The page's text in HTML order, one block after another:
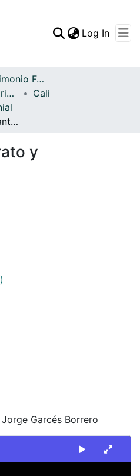
Statistics
Log In
Archivo del Patrimonio Fotográfico y Fílmico del Valle del Cauca
Fondo Fotográfico Diario Occidente
Cali
"Transporte barato y antienergético"
y
Garcés Borrero